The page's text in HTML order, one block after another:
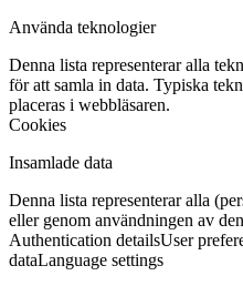
Använda teknologier
Denna lista representerar alla
för att samla in data. Typiska
placeras i webbläsaren.
Cookies
Insamlade data
Denna lista representerar alla
eller genom användningen av
Authentication detailsUser
dataLanguage settings